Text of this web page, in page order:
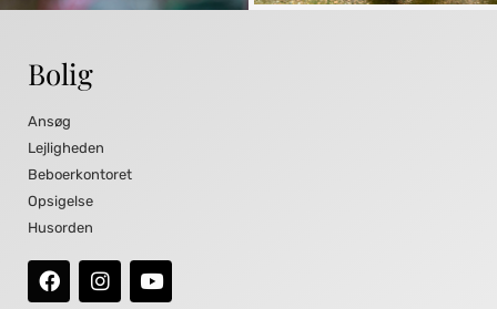
Bolig
Ansøg
Lejligheden
Beboerkontoret
Opsigelse
Husorden